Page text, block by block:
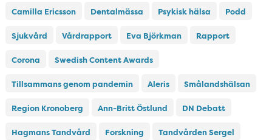
Camilla Ericsson Dentalmässa Psykisk hälsa Podd
Sjukvård Vårdrapport Eva Björkman Rapport
Corona Swedish Content Awards
Tillsammans genom pandemin Aleris Smålandshälsan
Region Kronoberg Ann-Britt Östlund DN Debatt
Hagmans Tandvård Forskning Tandvården Sergel